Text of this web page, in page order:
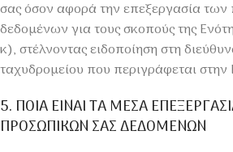
σας όσον αφορά την επεξεργασία
δεδομένων για τους σκοπούς της
κ), στέλνοντας ειδοποίηση στη
ταχυδρομείου που περιγράφεται
5. ΠΟΙΑ ΕΙΝΑΙ ΤΑ ΜΕΣΑ
ΠΡΟΣΩΠΙΚΩΝ ΣΑΣ ΔΕΔΟΜΕΝΩΝ